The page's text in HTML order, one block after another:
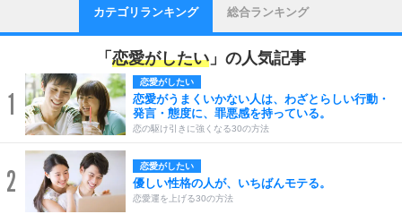
カテゴリランキング 総合ランキング
「 恋愛がしたい 」の人気記事
1
恋愛がしたい
恋愛がうまくいかない人は、わざとらしい行動・
発言・態度に、罪悪感を持っている。
恋の駆け引きに強くなる30の方法
2 恋愛がしたい
優しい性格の人が、いちばんモテる。
恋愛運を上げる30の方法